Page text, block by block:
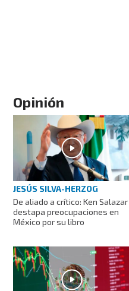
Opinión
JESÚS SILVA-HERZOG
De aliado a crítico: Ken Salazar
destapa preocupaciones en
México por su libro